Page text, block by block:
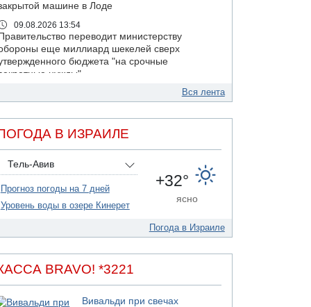
машине в Лоде
09.08.2026 13:54
Правительство переводит министерству
еще миллиард шекелей сверх
бюджета "на срочные
нужды"
больнице "Шамир" борются за жизнь
в закрытой машине пятилетнего
09.08.2026 13:38
NYT: Хизбалла переживает самый серьезный
финансовый кризис за многие годы
09.08.2026 13:29
Трагедия в Мексике: четырехлетний
09.08.2026 08:30
местности недалеко от Реховота
Вся лента
В ИЗРАИЛЕ
Тель-Авив
Прогноз погоды на 7 дней
Уровень воды в озере Кинерет
+32°
ясно
Погода в Израиле
BRAVO! *3221
Вивальди при свечах